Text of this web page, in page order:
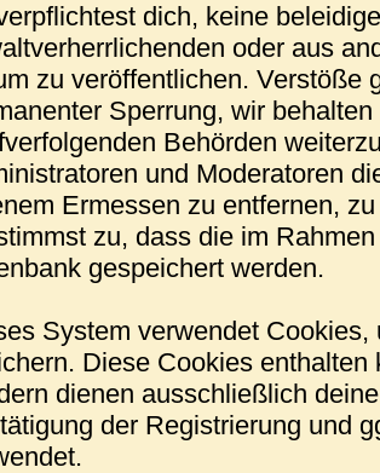
dich, keine
oder aus
zu veröffentlichen. Verstöße
Sperrung, wir
Behörden
und Moderatoren
Ermessen zu entfernen,
zu, dass die im
gespeichert werden.
System verwendet
Diese Cookies
dienen ausschließlich
der Registrierung und